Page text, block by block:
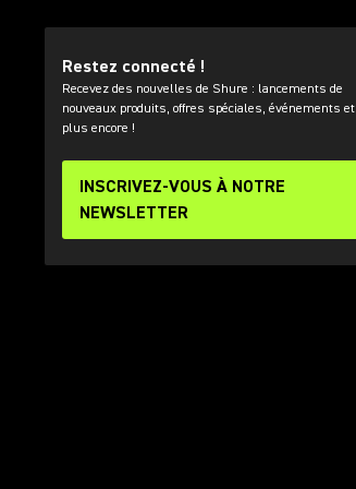
Restez connecté !
Recevez des nouvelles de Shure : lancements de
nouveaux produits, offres spéciales, événements et
plus encore !
INSCRIVEZ-VOUS À NOTRE
NEWSLETTER